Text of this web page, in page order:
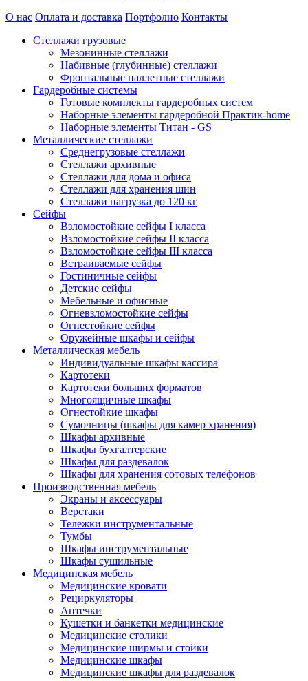
О нас Оплата и доставка Портфолио Контакты
Стеллажи грузовые
Мезонинные стеллажи
Набивные (глубинные) стеллажи
Фронтальные паллетные стеллажи
Гардеробные системы
Готовые комплекты гардеробных систем
Наборные элементы гардеробной Практик-home
Наборные элементы Титан - GS
Металлические стеллажи
Среднегрузовые стеллажи
Стеллажи архивные
Стеллажи для дома и офиса
Стеллажи для хранения шин
Стеллажи нагрузка до 120 кг
Сейфы
Взломостойкие сейфы I класса
Взломостойкие сейфы II класса
Взломостойкие сейфы III класса
Встраиваемые сейфы
Гостиничные сейфы
Детские сейфы
Мебельные и офисные
Огневзломостойкие сейфы
Огнестойкие сейфы
Оружейные шкафы и сейфы
Металлическая мебель
Индивидуальные шкафы кассира
Картотеки
Картотеки больших форматов
Многоящичные шкафы
Огнестойкие шкафы
Сумочницы (шкафы для камер хранения)
Шкафы архивные
Шкафы бухгалтерские
Шкафы для раздевалок
Шкафы для хранения сотовых телефонов
Производственная мебель
Экраны и аксессуары
Верстаки
Тележки инструментальные
Тумбы
Шкафы инструментальные
Шкафы сушильные
Медицинская мебель
Медицинские кровати
Рециркуляторы
Аптечки
Кушетки и банкетки медицинские
Медицинские столики
Медицинские ширмы и стойки
Медицинские шкафы
Медицинские шкафы для раздевалок